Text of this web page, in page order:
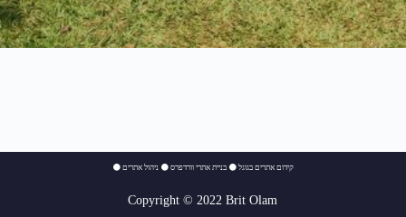
⚫ קידום אתרים בגוגל ⚫בניית אתרי וורדפרס ⚫ניהול אתרים
Copyright © 2022 Brit Olam